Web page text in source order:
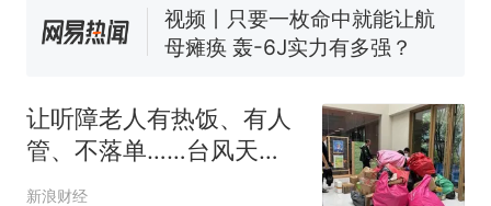
空调24小时开着反而更省电？
电力部门回应
大风力14级
十多万人报名的考试，成绩
全部作废，公平么？
让听障老人有热饭、有人
管、不落单……台风天
里，嘉定为特殊群体支起
新浪财经